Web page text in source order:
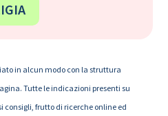
in alcun modo con la struttura
Tutte le indicazioni presenti su
consigli, frutto di ricerche online ed